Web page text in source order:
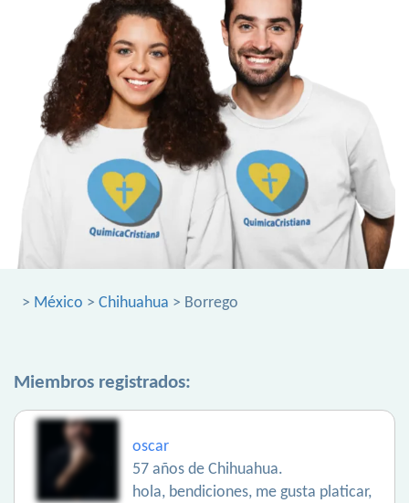
> México > Chihuahua > Borrego
Miembros registrados:
oscar
57 años de Chihuahua.
hola, bendiciones, me gusta platicar,